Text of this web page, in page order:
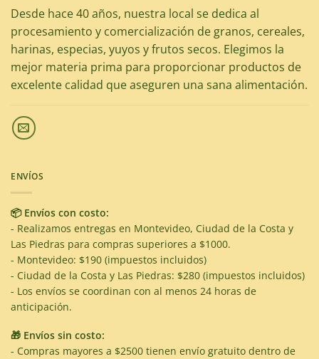
Desde hace 40 años, nuestra local se dedica al
procesamiento y comercialización de granos, cereales,
harinas, especias, yuyos y frutos secos. Elegimos la
mejor materia prima para proporcionar productos de
excelente calidad que aseguren una sana alimentación.
ENVÍOS
📦 Envíos con costo:
- Realizamos entregas en Montevideo, Ciudad de la Costa y
Las Piedras para compras superiores a $1000.
- Montevideo: $190 (impuestos incluidos)
- Ciudad de la Costa y Las Piedras: $280 (impuestos incluidos)
- Los envíos se coordinan con al menos 24 horas de
anticipación.
🎁 Envíos sin costo:
- Compras mayores a $2500 tienen envío gratuito dentro de